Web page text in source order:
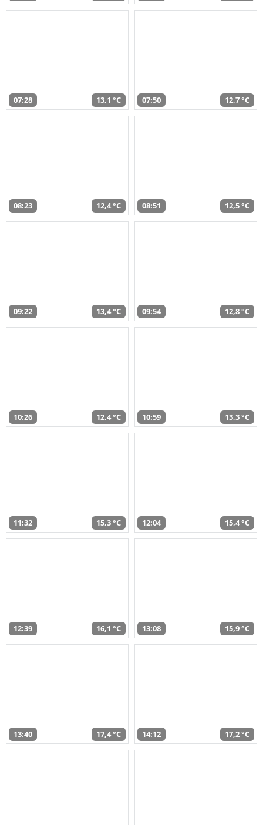
07:28 13,1 °C 07:50 12,7 °C
08:23 12,4 °C 08:51 12,5 °C
09:22 13,4 °C 09:54 12,8 °C
10:26 12,4 °C 10:59 13,3 °C
11:32 15,3 °C 12:04 15,4 °C
12:39 16,1 °C 13:08 15,9 °C
13:40 17,4 °C 14:12 17,2 °C